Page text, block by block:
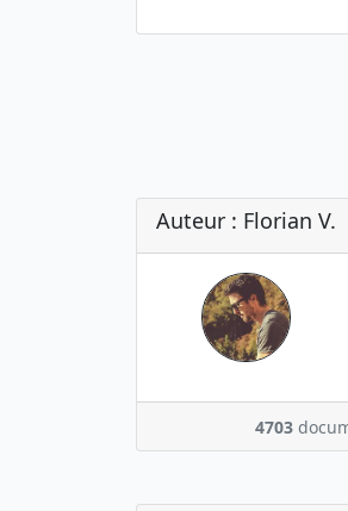
Auteur : Florian V.
4703